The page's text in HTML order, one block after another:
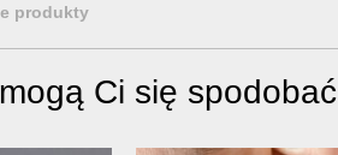
produkty
Ci się spodobać